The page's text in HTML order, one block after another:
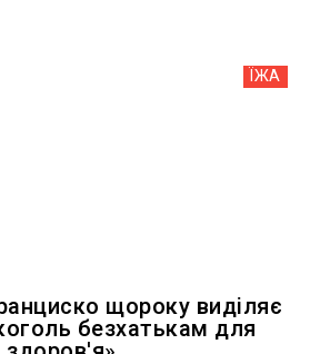
ЇЖА
щороку виділяє
безхатькам для